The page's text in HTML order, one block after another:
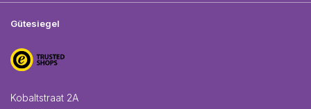
Gütesiegel
Kobaltstraat 2A